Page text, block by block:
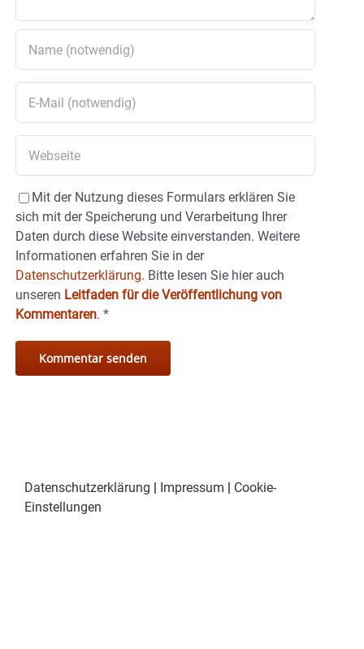
Mit der Nutzung dieses Formulars erklären Sie
sich mit der Speicherung und Verarbeitung Ihrer
Daten durch diese Website einverstanden. Weitere
Informationen erfahren Sie in der
Datenschutzerklärung. Bitte lesen Sie hier auch
unseren Leitfaden für die Veröffentlichung von
Kommentaren. *
Datenschutzerklärung Impressum
Cookie-
Einstellungen